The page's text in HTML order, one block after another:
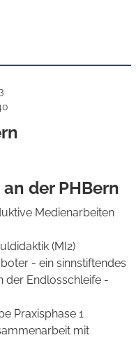
der PHBern
Medienarbeiten
(MI2)
- ein sinnstiftendes
der Endlosschleife -
Praxisphase 1
mit